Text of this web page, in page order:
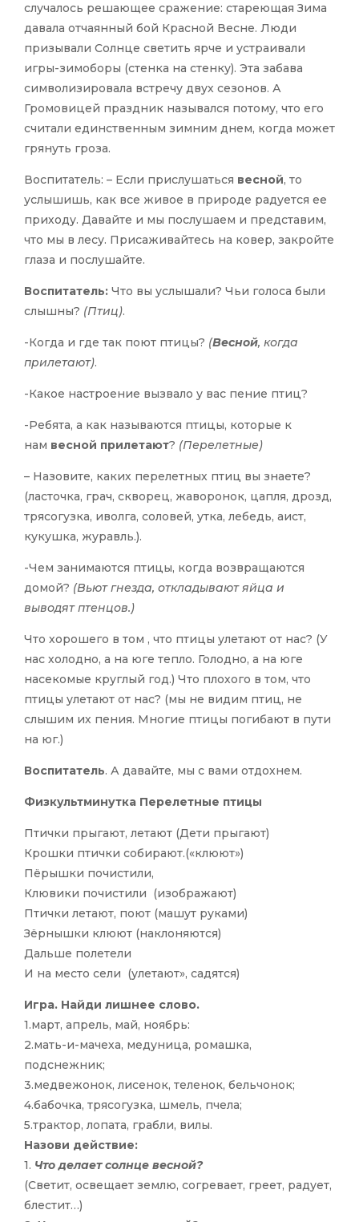
случалось решающее сражение: стареющая Зима
давала отчаянный бой Красной Весне. Люди
призывали Солнце светить ярче и устраивали
игры-зимоборы (стенка на стенку). Эта забава
символизировала встречу двух сезонов. А
Громовицей праздник назывался потому, что его
считали единственным зимним днем, когда может
грянуть гроза.
Воспитатель: – Если прислушаться весной, то
услышишь, как все живое в природе радуется ее
приходу. Давайте и мы послушаем и представим,
что мы в лесу. Присаживайтесь на ковер, закройте
глаза и послушайте.
Воспитатель: Что вы услышали? Чьи голоса были
слышны? (Птиц).
-Когда и где так поют птицы? (Весной, когда
прилетают).
-Какое настроение вызвало у вас пение птиц?
-Ребята, а как называются птицы, которые к
нам весной прилетают? (Перелетные)
– Назовите, каких перелетных птиц вы знаете?
(ласточка, грач, скворец, жаворонок, цапля, дрозд,
трясогузка, иволга, соловей, утка, лебедь, аист,
кукушка, журавль.).
-Чем занимаются птицы, когда возвращаются
домой? (Вьют гнезда, откладывают яйца и
выводят птенцов.)
Что хорошего в том , что птицы улетают от нас? (У
нас холодно, а на юге тепло. Голодно, а на юге
насекомые круглый год.) Что плохого в том, что
птицы улетают от нас? (мы не видим птиц, не
слышим их пения. Многие птицы погибают в пути
на юг.)
Воспитатель. А давайте, мы с вами отдохнем.
Физкультминутка Перелетные птицы
Птички прыгают, летают (Дети прыгают)
Крошки птички собирают.(«клюют»)
Пёрышки почистили,
Клювики почистили (изображают)
Птички летают, поют (машут руками)
Зёрнышки клюют (наклоняются)
Дальше полетели
И на место сели (улетают», садятся)
Игра. Найди лишнее слово.
1.март, апрель, май, ноябрь:
2.мать-и-мачеха, медуница, ромашка,
подснежник;
3.медвежонок, лисенок, теленок, бельчонок;
4.бабочка, трясогузка, шмель, пчела;
5.трактор, лопата, грабли, вилы.
Назови действие:
1. Что делает солнце весной?
(Светит, освещает землю, согревает, греет, радует,
блестит…)